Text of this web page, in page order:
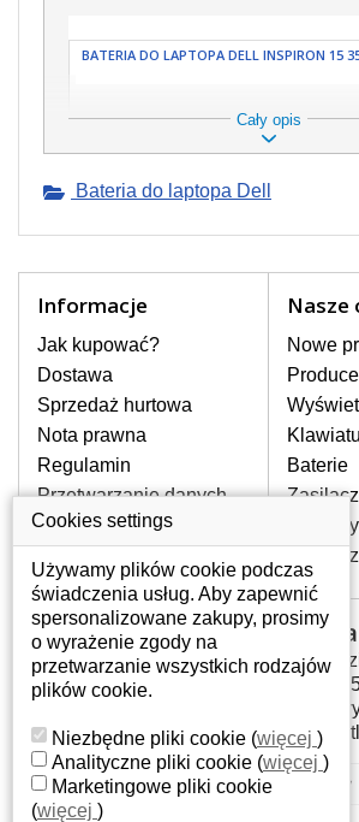
BATERIA DO LAPTOPA DELL INSPIRON 15
W magazynie, natychmiast do
197 złz VAT
DO KOSZYKA Dowiedz
BATERIA DO LAPTOPA DELL INSPIRON
Cały opis
Bateria do laptopa Dell
Informacje
Jak kupować?
Dostawa
Sprzedaż hurtowa
Nota prawna
Regulamin
Przetwarzanie danych
osobowych
Gdzie nas znajdziesz
Nowe
Baterie
Zawiasy
Złącza
Twoje konto
Twoje konto
Dane osobowe
Adresy
Historia zamówień
7:00 -
Cookies settings
Używamy plików cookie podczas
świadczenia usług. Aby zapewnić
spersonalizowane zakupy, prosimy
o wyrażenie zgody na
przetwarzanie wszystkich rodzajów
plików cookie.
Niezbędne pliki cookie (więcej )
Analityczne pliki cookie (więcej )
Marketingowe pliki cookie
(więcej )